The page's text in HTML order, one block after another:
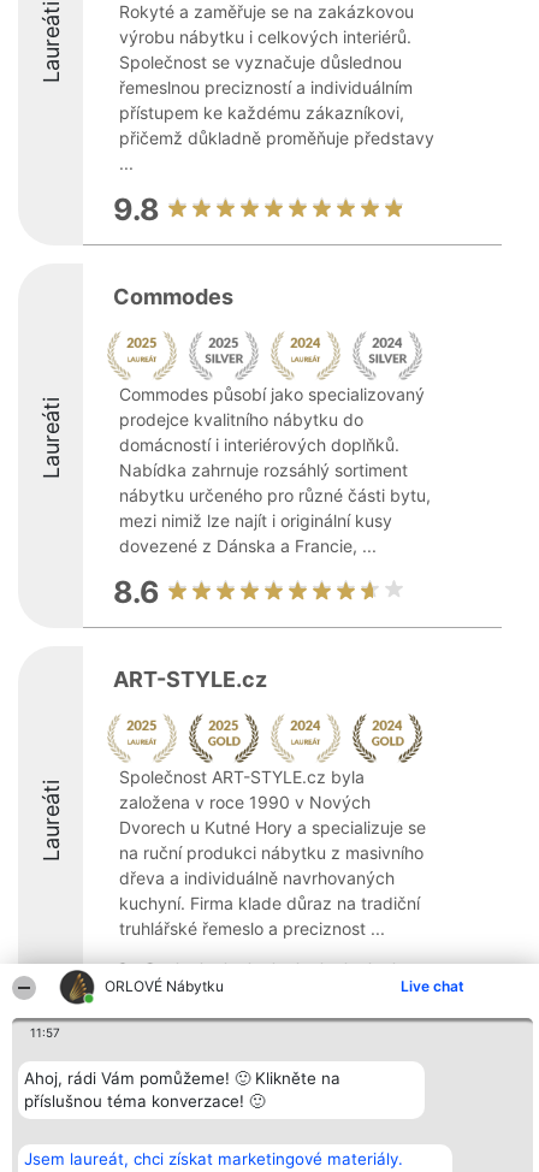
ORLOVÉ Nábytku Live chat
11:57
Ahoj, rádi Vám pomůžeme! 🙂 Klikněte na
příslušnou téma konverzace! 🙂
Jsem laureát, chci získat marketingové materiály.
Laureáti
Rokyté a zaměřuje se na zakázkovou
výrobu nábytku i celkových interiérů.
Společnost se vyznačuje důslednou
řemeslnou precizností a individuálním
přístupem ke každému zákazníkovi,
přičemž důkladně proměňuje představy
...
9.8
Laureáti
Commodes
Commodes působí jako specializovaný
prodejce kvalitního nábytku do
domácností i interiérových doplňků.
Nabídka zahrnuje rozsáhlý sortiment
nábytku určeného pro různé části bytu,
mezi nimiž lze najít i originální kusy
dovezené z Dánska a Francie, ...
8.6
Laureáti
ART-STYLE.cz
Společnost ART-STYLE.cz byla
založena v roce 1990 v Nových
Dvorech u Kutné Hory a specializuje se
na ruční produkci nábytku z masivního
dřeva a individuálně navrhovaných
kuchyní. Firma klade důraz na tradiční
truhlářské řemeslo a preciznost ...
9.2
Organizátor hlasování
Bright Side Solutions sp. z o.
o. sp. k.
ul. Ruska 22
KRS 0000749100 | Regon
381313360 | NIP 8943132676
Plebiscyt
Vítězové
Seznam všech
laureátů
Pravidla
Zásady
Kontakt